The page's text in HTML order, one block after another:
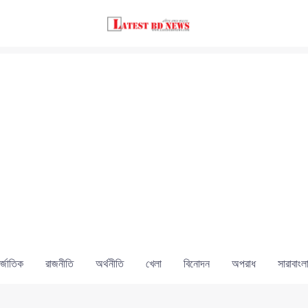
রাজনীতি অর্থনীতি খেলা বিনোদন অপরাধ সারাবাংলা